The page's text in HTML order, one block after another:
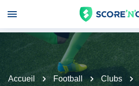
Accueil Football Clubs